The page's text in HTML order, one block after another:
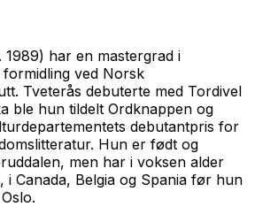
1989) har en mastergrad i
ved Norsk
Tveterås debuterte med Tordivel
ble hun tildelt Ordknappen og
debutantpris for
Hun er født og
men har i voksen alder
i Canada, Belgia og Spania før hun